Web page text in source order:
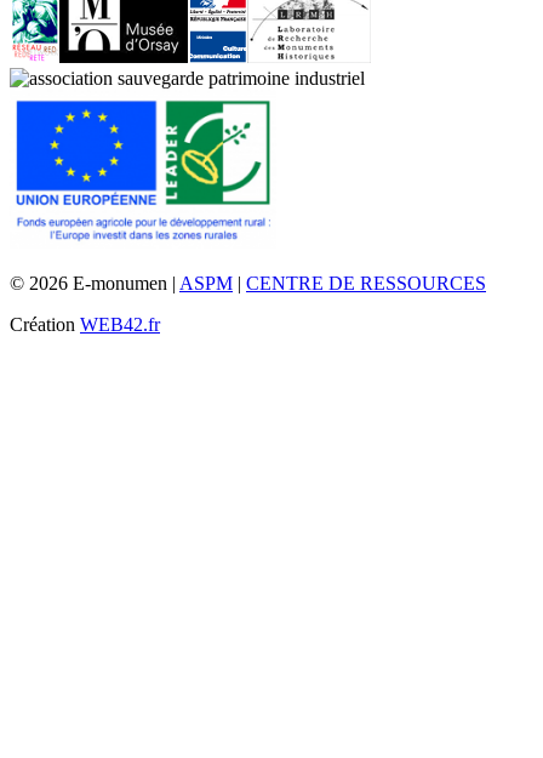
© 2026 E-monumen | ASPM | CENTRE DE RESSOURCES
Création WEB42.fr